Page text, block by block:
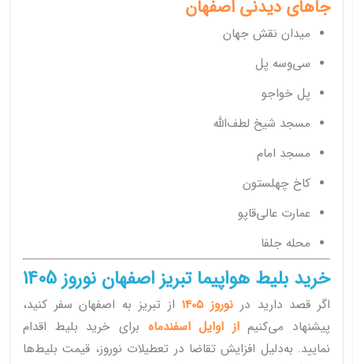
جاهای دیدنی اصفهان
میدان نقش جهان
سی‌وسه پل
پل خواجو
مسجد شیخ لطف‌الله
مسجد امام
کاخ چهلستون
عمارت عالی‌قاپو
محله جلفا
خرید بلیط هواپیما تبریز اصفهان نوروز 1405
اگر قصد دارید در نوروز 1405
از تبریز به اصفهان سفر کنید،
پیشنهاد می‌کنیماز اوایل اسفندماه برای خرید بلیط اقدام
نمایید. به‌دلیل افزایش تقاضا در تعطیلات نوروز، قیمت بلیط‌ها